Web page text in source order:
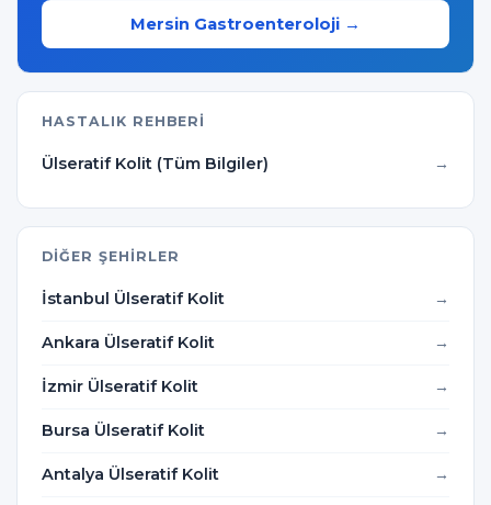
Mersin Gastroenteroloji →
HASTALIK REHBERI
Ülseratif Kolit (Tüm Bilgiler)
DIĞER ŞEHIRLER
İstanbul Ülseratif Kolit
Ankara Ülseratif Kolit
İzmir Ülseratif Kolit
Bursa Ülseratif Kolit
Antalya Ülseratif Kolit